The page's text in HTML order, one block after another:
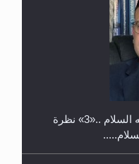
بنيجيريا لعام
رأيٌ في لغة المسيح الموعود عليه السلام ..«3» نظرة